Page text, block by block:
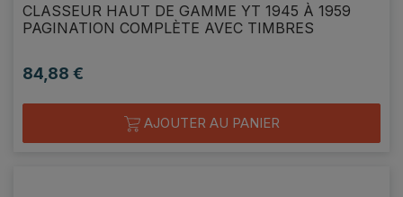
CLASSEUR HAUT DE GAMME YT 1945 À 1959
PAGINATION COMPLÈTE AVEC TIMBRES
Prix
84,88 €
AJOUTER AU PANIER